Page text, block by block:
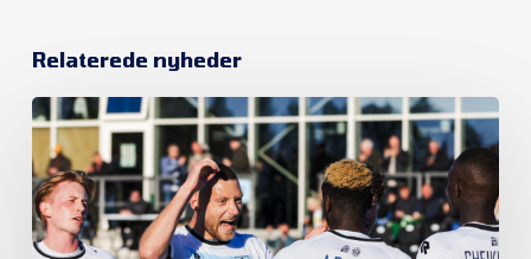
Relaterede nyheder
Et
nyt
kapitel
begynder